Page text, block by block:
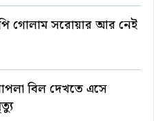
গোলাম সরোয়ার আর নেই
বিল দেখতে এসে